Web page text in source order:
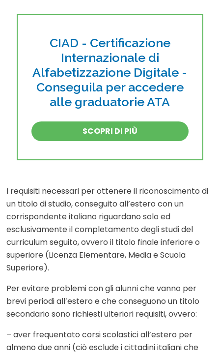
CIAD - Certificazione
Internazionale di
Alfabetizzazione Digitale -
Conseguila per accedere
alle graduatorie ATA
SCOPRI DI PIÙ
I requisiti necessari per ottenere il riconoscimento di
un titolo di studio, conseguito all’estero con un
corrispondente italiano riguardano solo ed
esclusivamente il completamento degli studi del
curriculum seguito, ovvero il titolo finale inferiore o
superiore (Licenza Elementare, Media e Scuola
Superiore).
Per evitare problemi con gli alunni che vanno per
brevi periodi all’estero e che conseguono un titolo
secondario sono richiesti ulteriori requisiti, ovvero:
– aver frequentato corsi scolastici all’estero per
almeno due anni (ciò esclude i cittadini italiani che